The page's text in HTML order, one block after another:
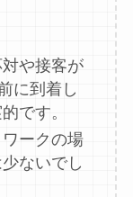
や接客が
に到着し
です。
ークの場
ないでし